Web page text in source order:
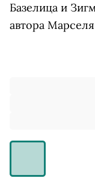
Базелица и
автора